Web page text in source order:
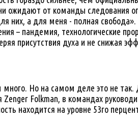
ожидают от команды
них, а для меня - полная свобода».
– пандемия, технологические
присутствия духа и не снижая
Но на самом деле это не
Folkman, в командах
находится на уровне 53го